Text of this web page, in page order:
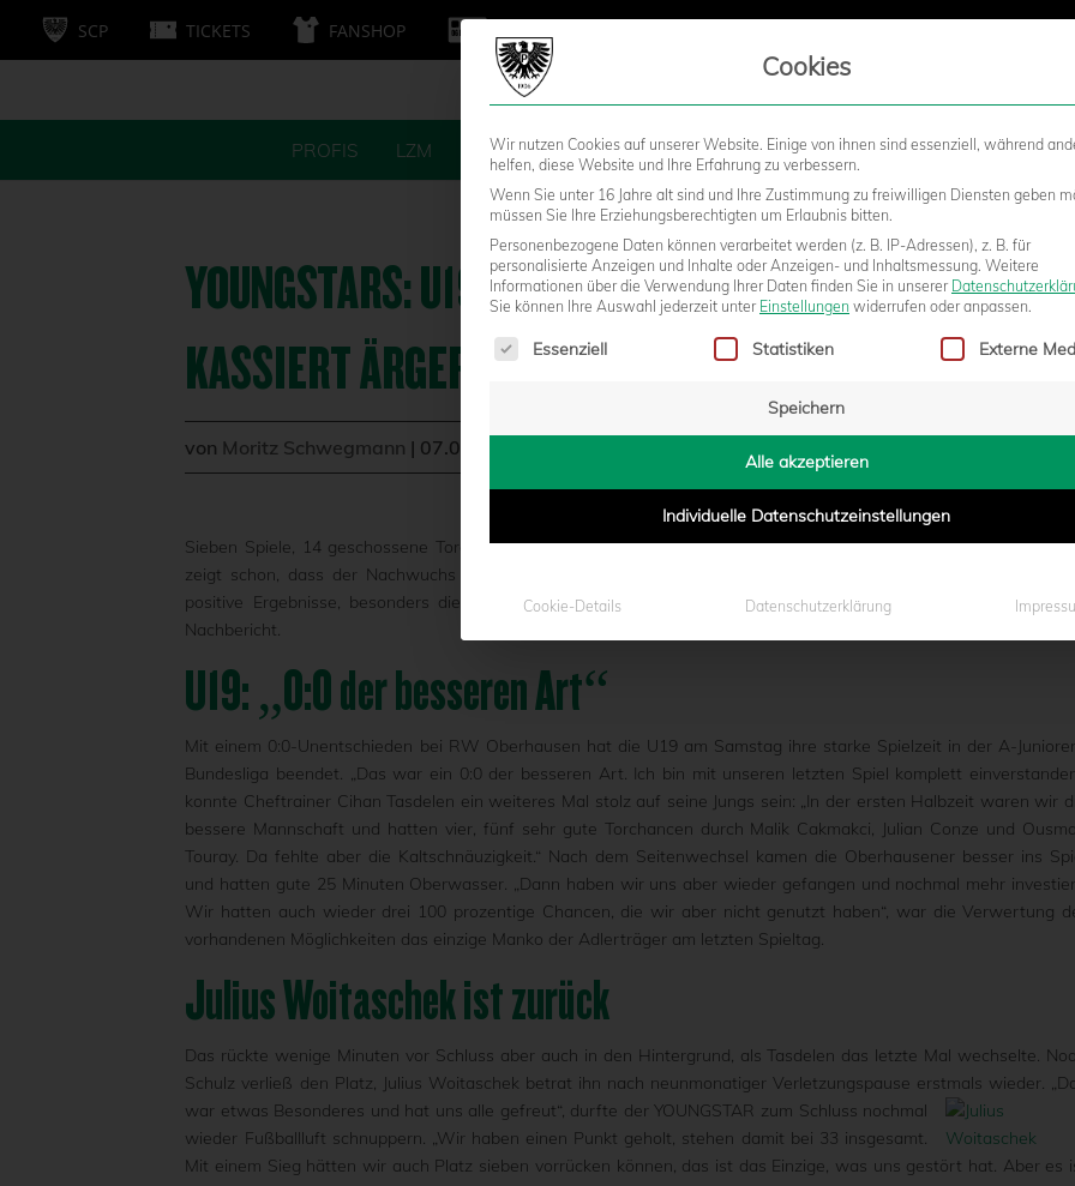
SCP TICKETS FANSHOP
PROFIS LZM FANS STADION BUSINESS KIDS
YOUNGSTARS: U19 SCHLIESST SAISON AB, U17 K
ASSIERT ÄRGERLICHEN RÜCKSCHLAG
von Moritz Schwegmann | 07.05.2018 - 11:39
Sieben Spiele, 14 geschossene Tore, 14 Punkte – Das YOUNGSTARS-Wochenende mit bloßen Zahlen
zeigt schon, dass der Nachwuchs der Preußen wieder ordentlich Zähler eingefahren hat. Es gab aber nicht
positive Ergebnisse, besonders die Niederlage der U17 im Abstiegskampf schmerzt. Alles Weitere steht hier
Nachbericht.
U19: „0:0 der besseren Art“
Mit einem 0:0-Unentschieden bei RW Oberhausen hat die U19 am Samstag ihre starke Spielzeit in der A-
Bundesliga beendet. „Das war ein 0:0 der besseren Art. Ich bin mit unseren letzten Spiel komplett
konnte Cheftrainer Cihan Tasdelen ein weiteres Mal stolz auf seine Jungs sein: „In der ersten Halbzeit waren wir
bessere Mannschaft und hatten vier, fünf sehr gute Torchancen durch Malik Cakmakci, Julian Conze und
Touray. Da fehlte aber die Kaltschnäuzigkeit.“ Nach dem Seitenwechsel kamen die Oberhausener besser ins
und hatten gute 25 Minuten Oberwasser. „Dann haben wir uns aber wieder gefangen und nochmal mehr
Wir hatten auch wieder drei 100 prozentige Chancen, die wir aber nicht genutzt haben“, war die Verwertung
vorhandenen Möglichkeiten das einzige Manko der Adlerträger am letzten Spieltag.
Julius Woitaschek ist zurück
Das rückte wenige Minuten vor Schluss aber auch in den Hintergrund, als Tasdelen das letzte Mal wechselte.
Schulz verließ den Platz, Julius Woitaschek betrat ihn nach neunmonatiger Verletzungspause erstmals wieder.
war etwas Besonderes und hat uns alle gefreut“, durfte der YOUNGSTAR zum Schluss nochmal
wieder Fußballluft schnuppern. „Wir haben einen Punkt geholt, stehen damit bei 33 insgesamt.
Mit einem Sieg hätten wir auch Platz sieben vorrücken können, das ist das Einzige, was uns gestört hat. Aber es
Cookies
Wir nutzen Cookies auf unserer Website. Einige von ihnen sind essenziell, während
helfen, diese Website und Ihre Erfahrung zu verbessern.
Wenn Sie unter 16 Jahre alt sind und Ihre Zustimmung zu freiwilligen Diensten geben
müssen Sie Ihre Erziehungsberechtigten um Erlaubnis bitten.
Personenbezogene Daten können verarbeitet werden (z. B. IP-Adressen), z. B. für
personalisierte Anzeigen und Inhalte oder Anzeigen- und Inhaltsmessung. Weitere
Informationen über die Verwendung Ihrer Daten finden Sie in unserer
Sie können Ihre Auswahl jederzeit unter Einstellungen widerrufen oder anpassen.
Es folgt eine Liste der Service-Gruppen, für die eine Einwilligung erteilt
Essenziell Statistiken Externe
Speichern
Alle akzeptieren
Individuelle Datenschutzeinstellungen
Cookie-Details Datenschutzerklärung